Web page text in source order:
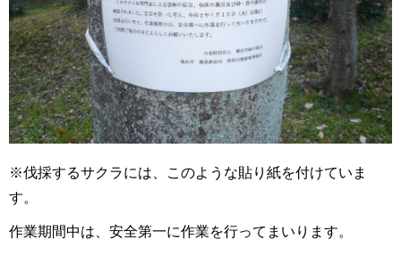
※伐採するサクラには、このような貼り紙を付けていま
す。
作業期間中は、安全第一に作業を行ってまいります。